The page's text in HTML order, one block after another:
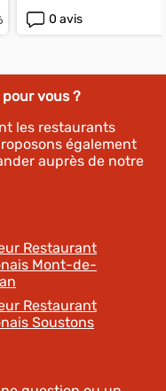
0 avis
vous ?
les restaurants
également
auprès de notre
Restaurant
Mont-de-
Restaurant
Soustons